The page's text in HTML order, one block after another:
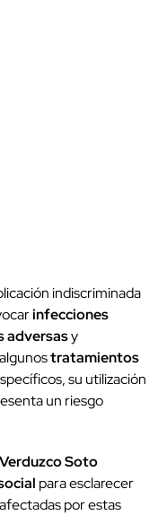
indiscriminada
infecciones
adversasy
tratamientos
su utilización
un riesgo
Soto
para esclarecer
por estas